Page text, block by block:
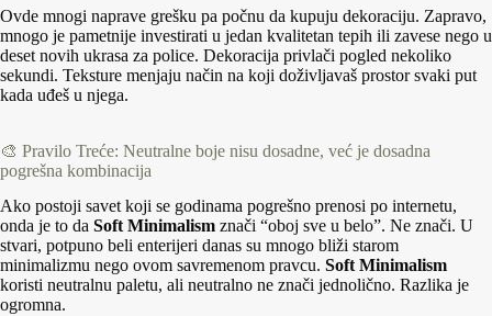
Ovde mnogi naprave grešku pa počnu da kupuju dekoraciju. Zapravo,
mnogo je pametnije investirati u jedan kvalitetan tepih ili zavese nego u
deset novih ukrasa za police. Dekoracija privlači pogled nekoliko
sekundi. Teksture menjaju način na koji doživljavaš prostor svaki put
kada uđeš u njega.
🎨 Pravilo Treće: Neutralne boje nisu dosadne, već je dosadna
pogrešna kombinacija
Ako postoji savet koji se godinama pogrešno prenosi po internetu,
onda je to da Soft Minimalism znači “oboj sve u belo”. Ne znači. U
stvari, potpuno beli enterijeri danas su mnogo bliži starom
minimalizmu nego ovom savremenom pravcu. Soft Minimalism
koristi neutralnu paletu, ali neutralno ne znači jednolično. Razlika je
ogromna.